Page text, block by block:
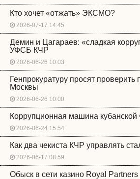
Кто хочет «отжать» ЭКСМО?
2026-07-17 14:45
Демин и Цагараев: «сладкая
УФСБ КЧР
2026-06-26 10:03
Генпрокуратуру просят
Москвы
2026-06-26 10:00
Коррупционная машина
2026-06-24 15:54
Как два чекиста КЧР управлять
2026-06-17 08:59
Обыск в сети казино Royal Partners